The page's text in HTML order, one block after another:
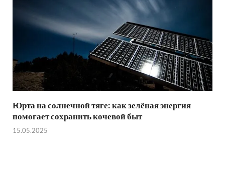
Юрта на солнечной тяге: как зелёная энергия
помогает сохранить кочевой быт
15.05.2025